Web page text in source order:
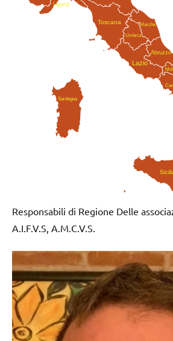
Abruzzo
Lazio
Liguria
Marche
Sardegna
Toscana
Umbria
Responsabili di Regione Delle
A.I.F.V.S, A.M.C.V.S.